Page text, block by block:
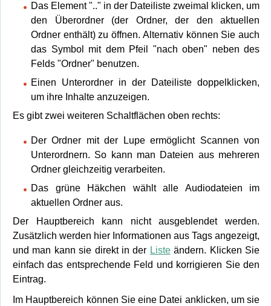
Das Element ".." in der Dateiliste zweimal klicken, um
den Überordner (der Ordner, der den aktuellen
Ordner enthält) zu öffnen. Alternativ können Sie auch
das Symbol mit dem Pfeil "nach oben" neben des
Felds "Ordner" benutzen.
Einen Unterordner in der Dateiliste doppelklicken,
um ihre Inhalte anzuzeigen.
Es gibt zwei weiteren Schaltflächen oben rechts:
Der Ordner mit der Lupe ermöglicht Scannen von
Unterordnern. So kann man Dateien aus mehreren
Ordner gleichzeitig verarbeiten.
Das grüne Häkchen wählt alle Audiodateien im
aktuellen Ordner aus.
Der Hauptbereich kann nicht ausgeblendet werden.
Zusätzlich werden hier Informationen aus Tags angezeigt,
und man kann sie direkt in der Listeändern. Klicken Sie
einfach das entsprechende Feld und korrigieren Sie den
Eintrag.
Im Hauptbereich können Sie eine Datei anklicken, um sie